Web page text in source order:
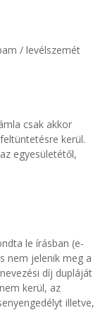
/ levélszemét
csak akkor
kerül.
egyesületétől,
le írásban (e-
nem jelenik meg a
díj dupláját
kerül, az
illetve,